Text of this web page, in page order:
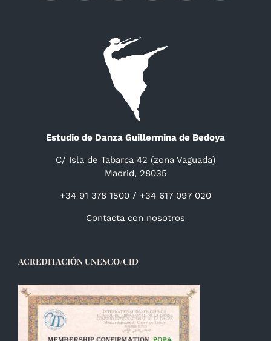
Estudio de Danza Guillermina de Bedoya
C/ Isla de Tabarca 42 (zona Vaguada)
Madrid, 28035
+34 91 378 1500 / +34 617 097 020
Contacta con nosotros
ACREDITACIÓN UNESCO/CID